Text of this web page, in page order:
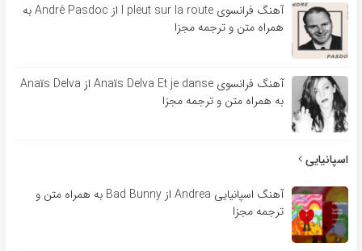
آهنگ فرانسوی l pleut sur la route از André Pasdoc به
همراه متن و ترجمه مجزا
آهنگ فرانسوی Anaïs Delva Et je danse از Anaïs Delva
به همراه متن و ترجمه مجزا
اسپانیایی
آهنگ اسپانیایی Andrea از Bad Bunny به همراه متن و
ترجمه مجزا